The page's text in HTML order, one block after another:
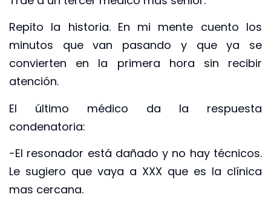
Repito la historia. En mi mente cuento los
minutos que van pasando y que ya se
convierten en la primera hora sin recibir
atención.
El último médico da la respuesta
condenatoria:
-El resonador está dañado y no hay técnicos.
Le sugiero que vaya a XXX que es la clínica
mas cercana.